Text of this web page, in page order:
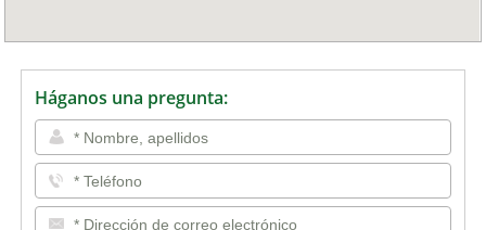
Háganos una pregunta: